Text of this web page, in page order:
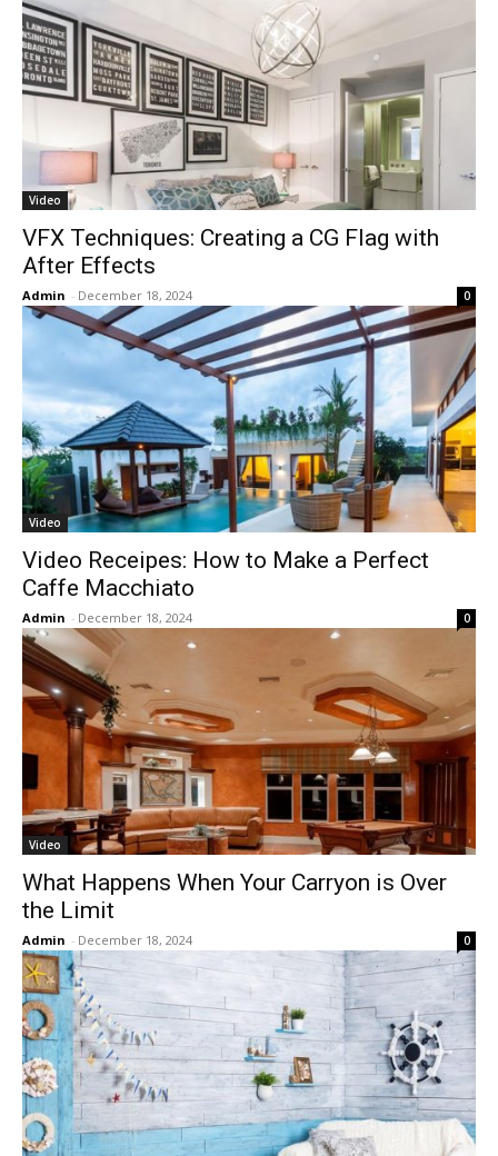
Video
VFX Techniques: Creating a CG Flag with
After Effects
Admin - December 18, 2024 0
Video
Video Receipes: How to Make a Perfect
Caffe Macchiato
Admin - December 18, 2024 0
Video
What Happens When Your Carryon is Over
the Limit
Admin - December 18, 2024 0